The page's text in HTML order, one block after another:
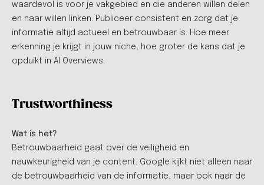
waardevol is voor je vakgebied en die anderen willen delen
en naar willen linken. Publiceer consistent en zorg dat je
informatie altijd actueel en betrouwbaar is. Hoe meer
erkenning je krijgt in jouw niche, hoe groter de kans dat je
opduikt in AI Overviews.
Trustworthiness
Wat is het?
Betrouwbaarheid gaat over de veiligheid en
nauwkeurigheid van je content. Google kijkt niet alleen naar
de betrouwbaarheid van de informatie, maar ook naar de